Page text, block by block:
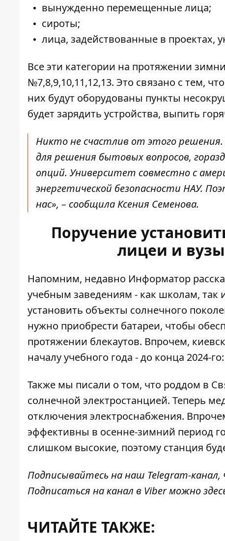
вынужденно перемещенные лица;
сироты;
лица, задействованные в
Все эти категории на протяжении
№7,8,9,10,11,12,13. Это связано с тем,
них будут оборудованы пункты
будет зарядить устройства, выпить
Никто не счастлив от этого
для решения бытовых вопросов,
опций. Университет совместно с
энергетической безопасности НАУ.
нас», – сообщила Ксения Семенова.
Поручение
лицеи и
Напомним, недавно Информатор
учебным заведениям - как школам, так
установить объекты солнечного
нужно приобрести батареи, чтобы
протяжении блекаутов. Впрочем,
началу учебного года - до конца 2024-
Также мы писали о том, что роддом в
солнечной электростанцией. Теперь
отключения электроснабжения.
эффективны в осенне-зимний период
слишком высокие, поэтому станция
Подписывайтесь на наш Telegram-канал,
Подписаться на канал в Viber можно
ЧИТАЙТЕ ТАКЖЕ: